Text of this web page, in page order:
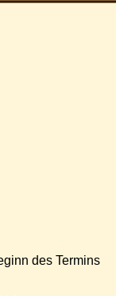
des Termins